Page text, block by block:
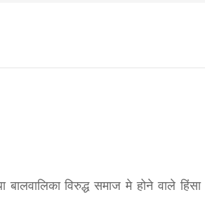
विरुद्ध समाज मे होने वाले हिंसा